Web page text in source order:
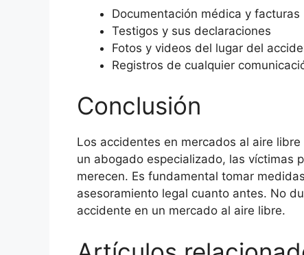
Documentación médica y facturas
Testigos y sus declaraciones
Fotos y videos del lugar del
Registros de cualquier
Conclusión
Los accidentes en mercados al aire
un abogado especializado, las víctimas
merecen. Es fundamental tomar
asesoramiento legal cuanto antes. No
accidente en un mercado al aire libre.